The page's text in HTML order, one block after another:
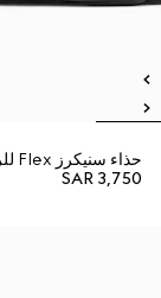
حذاء سنيكرز Flex للرجال
SAR 3,750